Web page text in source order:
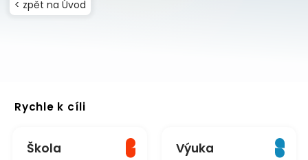
< zpět na Úvod
Rychle k cíli
Škola Výuka